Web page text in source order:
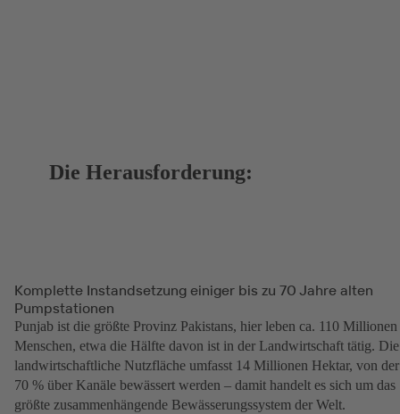
Die Herausforderung:
Komplette Instandsetzung einiger bis zu 70 Jahre alten
Pumpstationen
Punjab ist die größte Provinz Pakistans, hier leben ca. 110 Millionen
Menschen, etwa die Hälfte davon ist in der Landwirtschaft tätig. Die
landwirtschaftliche Nutzfläche umfasst 14 Millionen Hektar, von der
70 % über Kanäle bewässert werden – damit handelt es sich um das
größte zusammenhängende Bewässerungssystem der Welt.